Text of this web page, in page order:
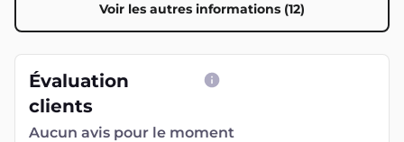
Voir les autres informations (12)
Évaluation
clients
Aucun avis pour le moment